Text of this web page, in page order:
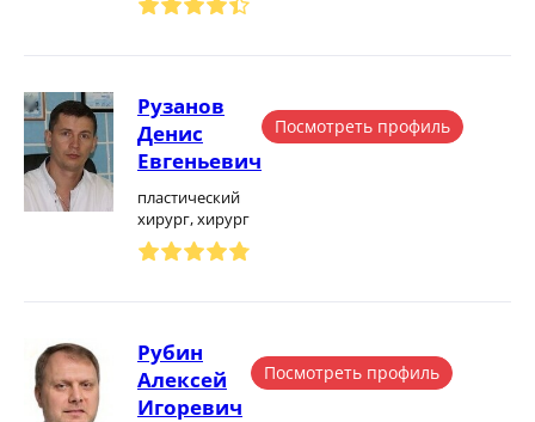
Рузанов
Денис
Евгеньевич
пластический
хирург, хирург
Посмотреть профиль
Рубин
Алексей
Игоревич
Посмотреть профиль